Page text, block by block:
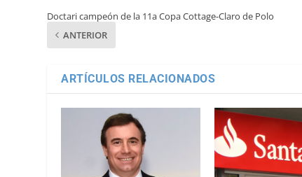
Doctari campeón de la 11a Copa Cottage-Claro de Polo
ANTERIOR
ARTÍCULOS RELACIONADOS